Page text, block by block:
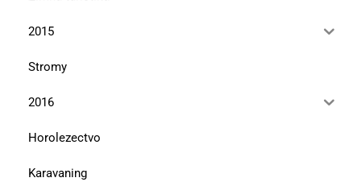
2015
Stromy
2016
Horolezectvo
Karavaning